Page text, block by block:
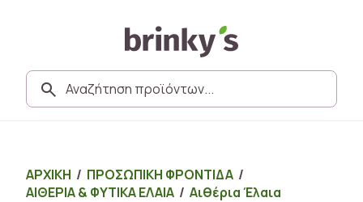
ΑΡΧΙΚΗ / ΠΡΟΣΩΠΙΚΗ ΦΡΟΝΤΙΔΑ /
ΑΙΘΕΡΙΑ & ΦΥΤΙΚΑ ΕΛΑΙΑ / Αιθέρια Έλαια